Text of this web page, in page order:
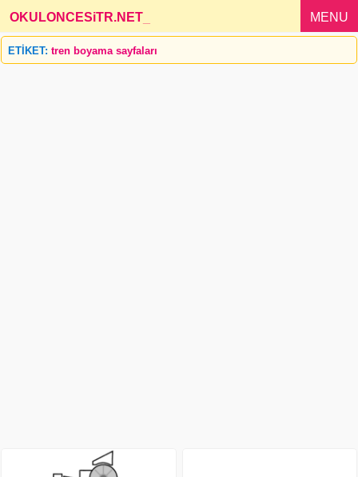
OKULONCESiTR.NET MENU
ETİKET: tren boyama sayfaları